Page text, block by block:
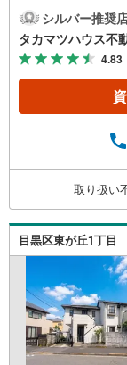
かな自然
教育・福
化や、小
援体制は
で御座い
シルバー推奨
タカマツハウス不
4.83
取り扱い
目黒区東が丘1丁目